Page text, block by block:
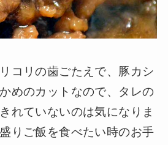
コリの歯ごたえで、豚カシ
めのカットなので、タレの
れていないのは気になりま
りご飯を食べたい時のお手